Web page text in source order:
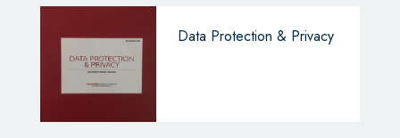
Data Protection & Privacy